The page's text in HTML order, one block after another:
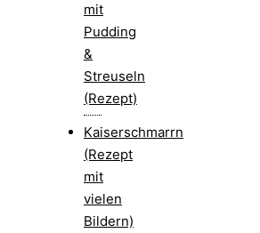
mit
Pudding
&
Streuseln
(Rezept)
Kaiserschmarrn
(Rezept
mit
vielen
Bildern)